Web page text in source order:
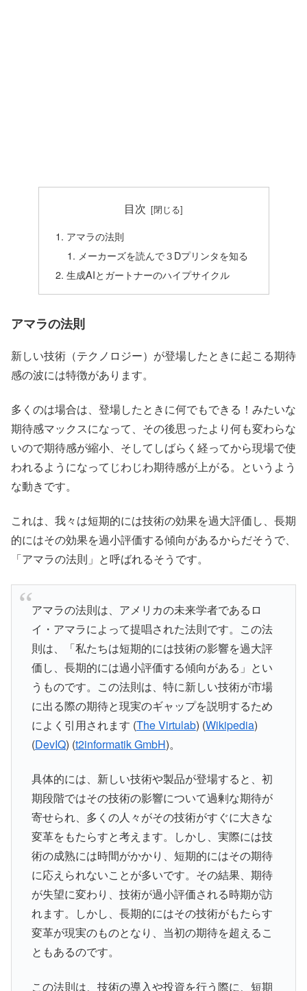
目次
アマラの法則
メーカーズを読んで３Dプリンタを知る
生成AIとガートナーのハイプサイクル
アマラの法則
新しい技術（テクノロジー）が登場したときに起こる期待
感の波には特徴があります。
多くのは場合は、登場したときに何でもできる！みたいな
期待感マックスになって、その後思ったより何も変わらな
いので期待感が縮小、そしてしばらく経ってから現場で使
われるようになってじわじわ期待感が上がる。というよう
な動きです。
これは、我々は短期的には技術の効果を過大評価し、長期
的にはその効果を過小評価する傾向があるからだそうで、
「アマラの法則」と呼ばれるそうです。
アマラの法則は、アメリカの未来学者であるロ
イ・アマラによって提唱された法則です。この法
則は、「私たちは短期的には技術の影響を過大評
価し、長期的には過小評価する傾向がある」とい
うものです。この法則は、特に新しい技術が市場
に出る際の期待と現実のギャップを説明するため
によく引用されます​ (The Virtulab)​​ (Wikipedia)​​
(DevIQ)​​ (t2informatik GmbH)​。
具体的には、新しい技術や製品が登場すると、初
期段階ではその技術の影響について過剰な期待が
寄せられ、多くの人々がその技術がすぐに大きな
変革をもたらすと考えます。しかし、実際には技
術の成熟には時間がかかり、短期的にはその期待
に応えられないことが多いです。その結果、期待
が失望に変わり、技術が過小評価される時期が訪
れます。しかし、長期的にはその技術がもたらす
変革が現実のものとなり、当初の期待を超えるこ
ともあるのです。
この法則は、技術の導入や投資を行う際に、短期